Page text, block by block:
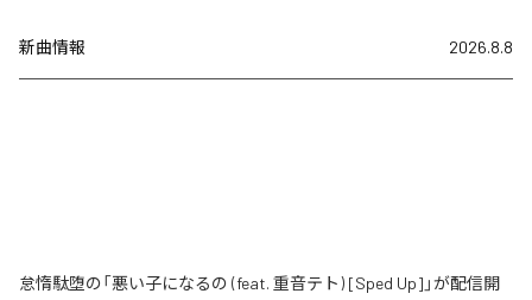
新曲情報 2026.8.8
怠惰駄堕の「悪い子になるの (feat. 重音テト) [Sped Up]」が配信開